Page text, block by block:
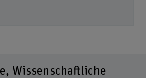
Wissenschaftliche